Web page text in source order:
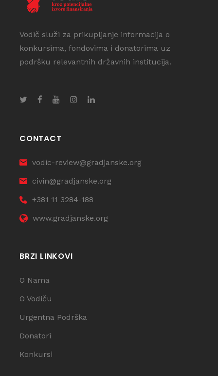
Vodič služi za prikupljanje informacija o
konkursima, fondovima i donatorima uz
podršku relevantnih državnih institucija.
CONTACT
vodic-review@gradjanske.org
civin@gradjanske.org
+381 11 3284-188
www.gradjanske.org
BRZI LINKOVI
O Nama
O Vodiču
Urgentna Podrška
Donatori
Konkursi